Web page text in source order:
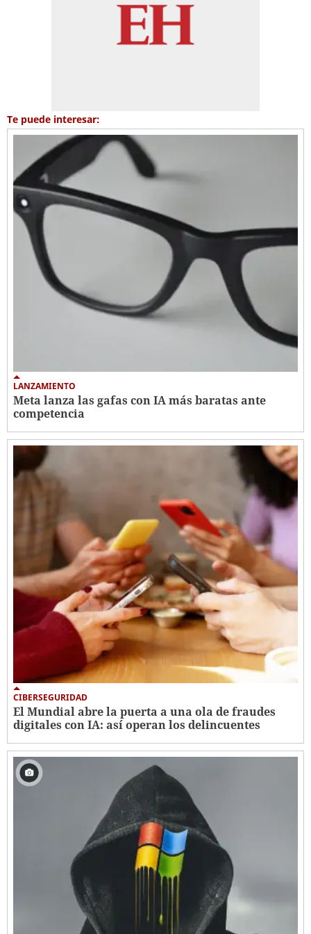
Te puede interesar:
LANZAMIENTO
Meta lanza las gafas con IA más baratas ante
competencia
CIBERSEGURIDAD
El Mundial abre la puerta a una ola de fraudes
digitales con IA: así operan los delincuentes